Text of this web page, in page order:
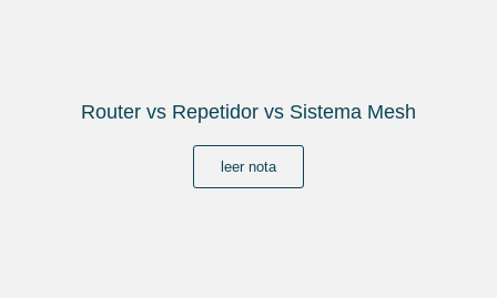
Router vs Repetidor vs Sistema Mesh
leer nota